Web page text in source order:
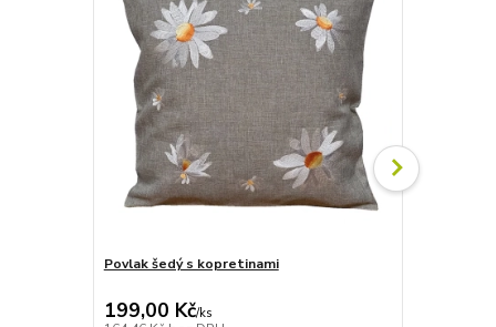
Povlak šedý s kopretinami
199,00 Kč/ks